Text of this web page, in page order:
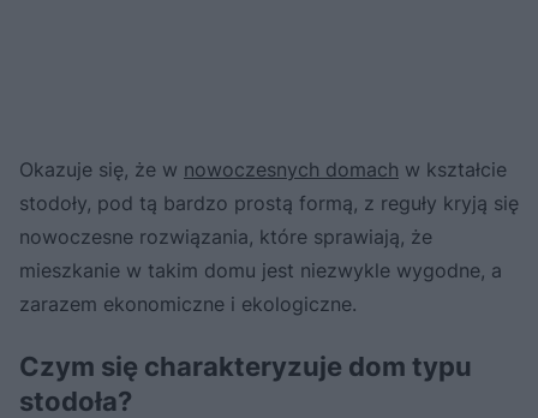
Okazuje się, że w nowoczesnych domach w kształcie
stodoły, pod tą bardzo prostą formą, z reguły kryją się
nowoczesne rozwiązania, które sprawiają, że
mieszkanie w takim domu jest niezwykle wygodne, a
zarazem ekonomiczne i ekologiczne.
Czym się charakteryzuje dom typu
stodoła?